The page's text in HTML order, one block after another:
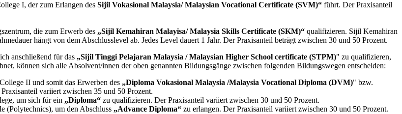
I, der zum Erlangen des Sijil Vokasional Malaysia/ Malaysian Vocational Certificate (SVM)“ führt. Der Praxisanteil
die zum Erwerb des „Sijil Kemahiran Malayisa/ Malaysia Skills Certificate (SKM)“ qualifizieren. Sijil Kemahiran
hängt von dem Abschlusslevel ab. Jedes Level dauert 1 Jahr. Der Praxisanteil beträgt zwischen 30 und 50 Prozent.
anschließend für das „Sijil Tinggi Pelajaran Malaysia / Malaysian Higher School certificate (STPM)" zu qualifizieren,
können sich alle Absolvent/innen der oben genannten Bildungsgänge zwischen folgenden Bildungswegen entscheiden:
II und somit das Erwerben des „Diploma Vokasional Malaysia /Malaysia Vocational Diploma (DVM)" bzw.
variiert zwischen 35 und 50 Prozent.
um sich für ein „Diploma“ zu qualifizieren. Der Praxisanteil variiert zwischen 30 und 50 Prozent.
(Polytechnics), um den Abschluss „Advance Diploma“ zu erlangen. Der Praxisanteil variiert zwischen 30 und 50 Prozent.